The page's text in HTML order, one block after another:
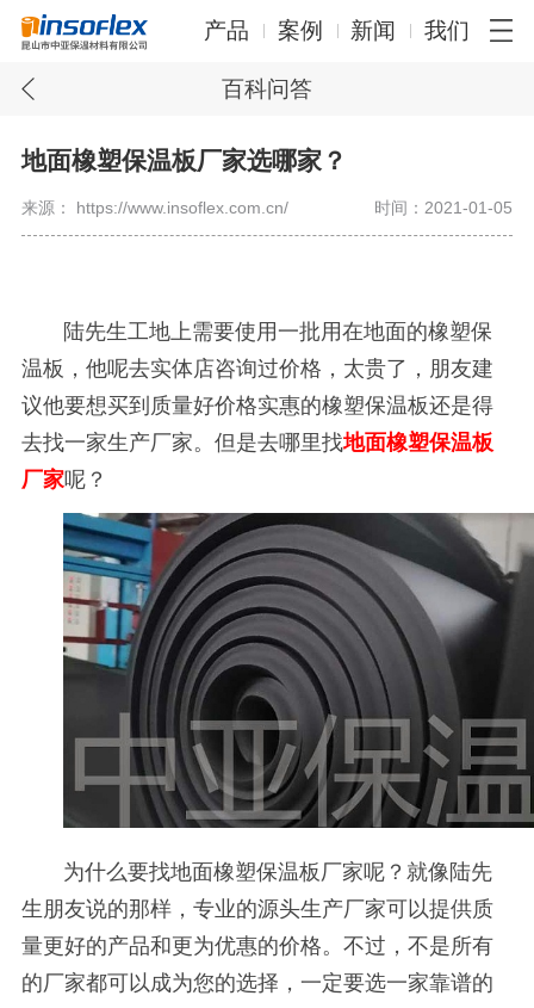
产品 案例 新闻 我们
百科问答
地面橡塑保温板厂家选哪家？
来源： https://www.insoflex.com.cn/ 时间：2021-01-05
陆先生工地上需要使用一批用在地面的橡塑保
温板，他呢去实体店咨询过价格，太贵了，朋友建
议他要想买到质量好价格实惠的橡塑保温板还是得
去找一家生产厂家。但是去哪里找地面橡塑保温板
厂家呢？
为什么要找地面橡塑保温板厂家呢？就像陆先
生朋友说的那样，专业的源头生产厂家可以提供质
量更好的产品和更为优惠的价格。不过，不是所有
的厂家都可以成为您的选择，一定要选一家靠谱的